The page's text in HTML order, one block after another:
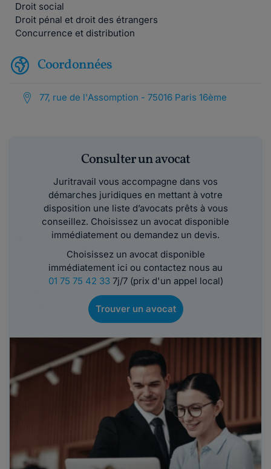
Droit social
Droit pénal et droit des étrangers
Concurrence et distribution
Coordonnées
77, rue de l'Assomption - 75016 Paris 16ème
Consulter un avocat
Juritravail vous accompagne dans vos
démarches juridiques en mettant à votre
disposition une liste d’avocats prêts à vous
conseillez. Choisissez un avocat disponible
immédiatement ou demandez un devis.
Choisissez un avocat disponible
immédiatement ici ou contactez nous au
01 75 75 42 337j/7 (prix d'un appel local)
Trouver un avocat